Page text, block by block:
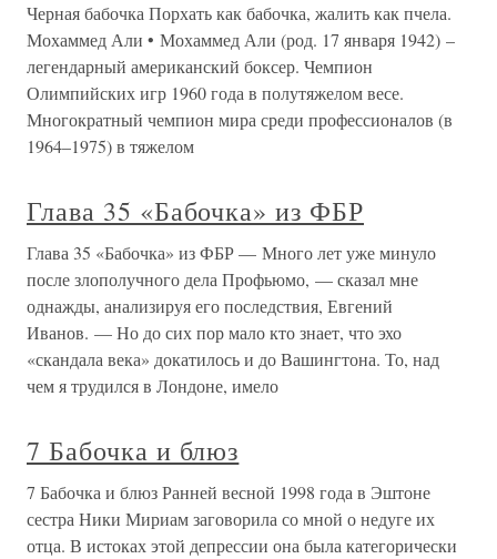
Черная бабочка Порхать как бабочка, жалить как пчела.
Мохаммед Али • Мохаммед Али (род. 17 января 1942) –
легендарный американский боксер. Чемпион
Олимпийских игр 1960 года в полутяжелом весе.
Многократный чемпион мира среди профессионалов (в
1964–1975) в тяжелом
Глава 35 «Бабочка» из ФБР
Глава 35 «Бабочка» из ФБР — Много лет уже минуло
после злополучного дела Профьюмо, — сказал мне
однажды, анализируя его последствия, Евгений
Иванов. — Но до сих пор мало кто знает, что эхо
«скандала века» докатилось и до Вашингтона. То, над
чем я трудился в Лондоне, имело
7 Бабочка и блюз
7 Бабочка и блюз Ранней весной 1998 года в Эштоне
сестра Ники Мириам заговорила со мной о недуге их
отца. В истоках этой депрессии она была категорически